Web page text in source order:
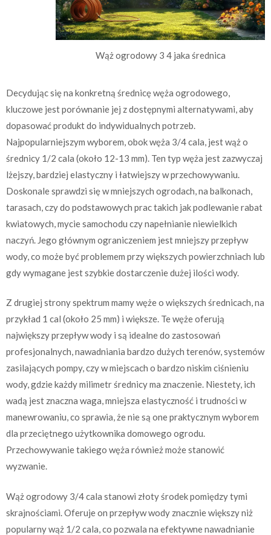
Wąż ogrodowy 3 4 jaka średnica
Decydując się na konkretną średnicę węża ogrodowego,
kluczowe jest porównanie jej z dostępnymi alternatywami, aby
dopasować produkt do indywidualnych potrzeb.
Najpopularniejszym wyborem, obok węża 3/4 cala, jest wąż o
średnicy 1/2 cala (około 12-13 mm). Ten typ węża jest zazwyczaj
lżejszy, bardziej elastyczny i łatwiejszy w przechowywaniu.
Doskonale sprawdzi się w mniejszych ogrodach, na balkonach,
tarasach, czy do podstawowych prac takich jak podlewanie rabat
kwiatowych, mycie samochodu czy napełnianie niewielkich
naczyń. Jego głównym ograniczeniem jest mniejszy przepływ
wody, co może być problemem przy większych powierzchniach lub
gdy wymagane jest szybkie dostarczenie dużej ilości wody.
Z drugiej strony spektrum mamy węże o większych średnicach, na
przykład 1 cal (około 25 mm) i większe. Te węże oferują
największy przepływ wody i są idealne do zastosowań
profesjonalnych, nawadniania bardzo dużych terenów, systemów
zasilających pompy, czy w miejscach o bardzo niskim ciśnieniu
wody, gdzie każdy milimetr średnicy ma znaczenie. Niestety, ich
wadą jest znaczna waga, mniejsza elastyczność i trudności w
manewrowaniu, co sprawia, że nie są one praktycznym wyborem
dla przeciętnego użytkownika domowego ogrodu.
Przechowywanie takiego węża również może stanowić
wyzwanie.
Wąż ogrodowy 3/4 cala stanowi złoty środek pomiędzy tymi
skrajnościami. Oferuje on przepływ wody znacznie większy niż
popularny wąż 1/2 cala, co pozwala na efektywne nawadnianie